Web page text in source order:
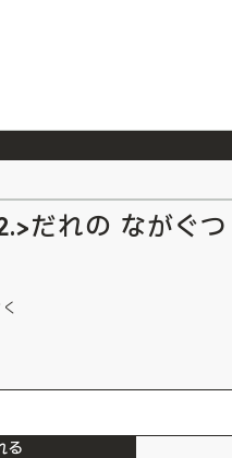
2026/7/23 『
だれの ながぐつ
る